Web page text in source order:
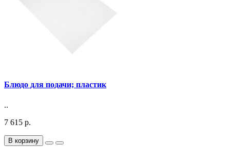
Блюдо для подачи; пластик
..
7 615 р.
В корзину